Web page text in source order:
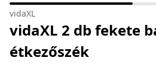
vidaXL
vidaXL 2 db fekete
étkezőszék